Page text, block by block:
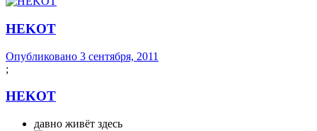
HEKOT
Опубликовано 3 сентября, 2011
;
HEKOT
давно живёт здесь